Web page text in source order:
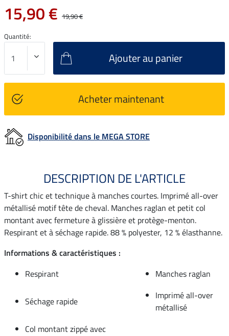
15,90 € 19,90 €
Quantité:
Ajouter au panier
Acheter maintenant
Disponibilité dans le MEGA STORE
DESCRIPTION DE L'ARTICLE
T-shirt chic et technique à manches courtes. Imprimé all-over
métallisé motif tête de cheval. Manches raglan et petit col
montant avec fermeture à glissière et protège-menton.
Respirant et à séchage rapide. 88 % polyester, 12 % élasthanne.
Informations & caractéristiques :
Respirant
Manches raglan
Séchage rapide
Imprimé all-over
métallisé
Col montant zippé avec